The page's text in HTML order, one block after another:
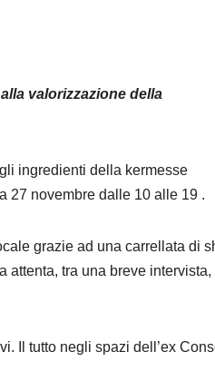
valorizzazione della
ingredienti della kermesse
27 novembre dalle 10 alle 19 .
grazie ad una carrellata di
attenta, tra una breve intervista,
Il tutto negli spazi dell’ex